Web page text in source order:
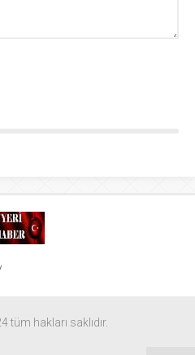
hakları saklıdır.